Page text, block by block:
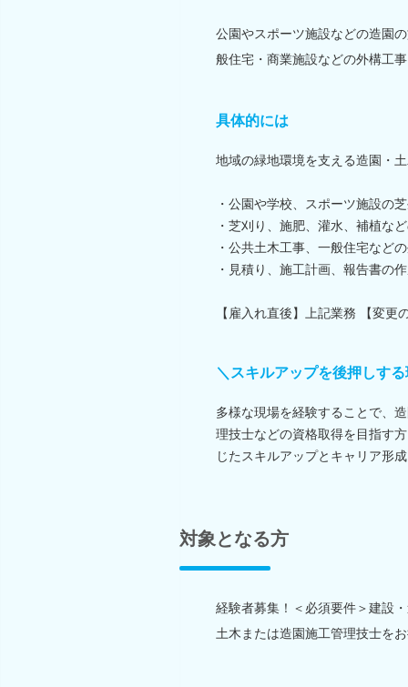
公園やスポーツ施設などの造園
般住宅・商業施設などの外構工
具体的には
地域の緑地環境を支える造園・
・公園や学校、スポーツ施設の
・芝刈り、施肥、灌水、補植な
・公共土木工事、一般住宅など
・見積り、施工計画、報告書の
【雇入れ直後】上記業務 【変更
＼スキルアップを後押しす
多様な現場を経験することで、
理技士などの資格取得を目指す
じたスキルアップとキャリア形
対象となる方
経験者募集！＜必須要件＞建設
土木または造園施工管理技士を